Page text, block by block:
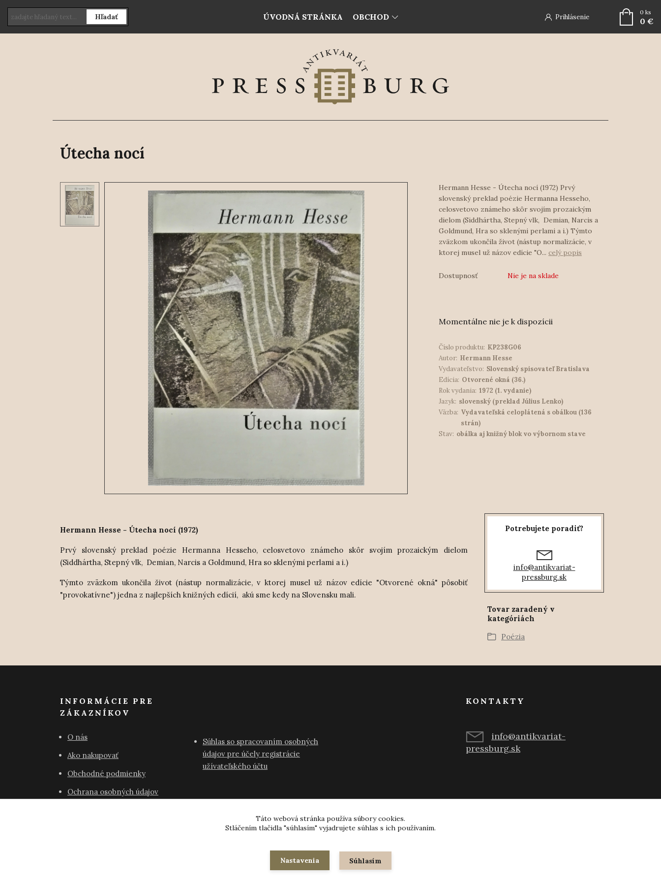
ÚVODNÁ STRÁNKA OBCHOD Prihlásenie
Hľadať
0 ks
0 €
Útecha nocí
Hermann Hesse - Útecha nocí (1972) Prvý
slovenský preklad poézie Hermanna Hesseho,
celosvetovo známeho skôr svojím prozaickým
dielom (Siddhártha, Stepný vlk, Demian, Narcis a
Goldmund, Hra so sklenými perlami a i.) Týmto
zväzkom ukončila život (nástup normalizácie, v
ktorej musel už názov edície "O... celý popis
Dostupnosť Nie je na sklade
Momentálne nie je k dispozícii
Číslo produktu: KP238G06
Autor: Hermann Hesse
Vydavateľstvo: Slovenský spisovateľ Bratislava
Edícia: Otvorené okná (36.)
Rok vydania: 1972 (1. vydanie)
Jazyk: slovenský (preklad Július Lenko)
Väzba: Vydavateľská celoplátená s obálkou (136
strán)
Stav: obálka aj knižný blok vo výbornom stave
Hermann Hesse - Útecha nocí (1972)
Prvý slovenský preklad poézie Hermanna Hesseho, celosvetovo známeho skôr svojím prozaickým dielom
(Siddhártha, Stepný vlk, Demian, Narcis a Goldmund, Hra so sklenými perlami a i.)
Týmto zväzkom ukončila život (nástup normalizácie, v ktorej musel už názov edície "Otvorené okná" pôsobiť
"provokatívne") jedna z najlepších knižných edícií, akú sme kedy na Slovensku mali.
Potrebujete poradiť?
info@antikvariat-
pressburg.sk
Tovar zaradený v
kategóriách
Poézia
INFORMÁCIE PRE
ZÁKAZNÍKOV
O nás
Ako nakupovať
Obchodné podmienky
Ochrana osobných údajov
Súhlas so spracovaním osobných
údajov pre účely registrácie
užívateľského účtu
KONTAKTY
info@antikvariat-
pressburg.sk
© 2024-2026 všetky práva vyhradené
Táto webová stránka používa súbory cookies.
Stláčením tlačidla "súhlasím" vyjadrujete súhlas s ich používaním.
Nastavenia Súhlasím